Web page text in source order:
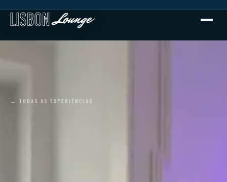
← TODAS AS EXPERIÊNCIAS